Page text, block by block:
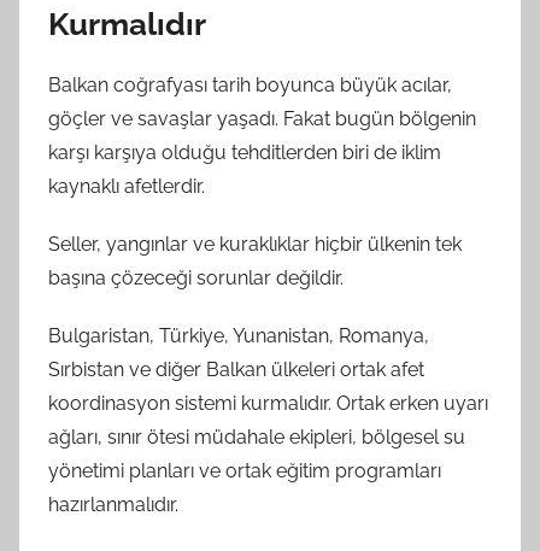
Kurmalıdır
Balkan coğrafyası tarih boyunca büyük acılar,
göçler ve savaşlar yaşadı. Fakat bugün bölgenin
karşı karşıya olduğu tehditlerden biri de iklim
kaynaklı afetlerdir.
Seller, yangınlar ve kuraklıklar hiçbir ülkenin tek
başına çözeceği sorunlar değildir.
Bulgaristan, Türkiye, Yunanistan, Romanya,
Sırbistan ve diğer Balkan ülkeleri ortak afet
koordinasyon sistemi kurmalıdır. Ortak erken uyarı
ağları, sınır ötesi müdahale ekipleri, bölgesel su
yönetimi planları ve ortak eğitim programları
hazırlanmalıdır.